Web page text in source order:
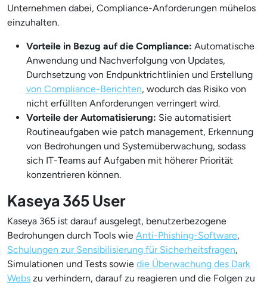
Unternehmen dabei, Compliance-Anforderungen mühelos
einzuhalten.
Vorteile in Bezug auf die Compliance: Automatische
Anwendung und Nachverfolgung von Updates,
Durchsetzung von Endpunktrichtlinien und Erstellung
von Compliance-Berichten, wodurch das Risiko von
nicht erfüllten Anforderungen verringert wird.
Vorteile der Automatisierung: Sie automatisiert
Routineaufgaben wie patch management, Erkennung
von Bedrohungen und Systemüberwachung, sodass
sich IT-Teams auf Aufgaben mit höherer Priorität
konzentrieren können.
Kaseya 365 User
Kaseya 365 ist darauf ausgelegt, benutzerbezogene
Bedrohungen durch Tools wie Anti-Phishing-Software,
Schulungen zur Sensibilisierung für Sicherheitsfragen,
Simulationen und Tests sowie die Überwachung des Dark
Webs zu verhindern, darauf zu reagieren und die Folgen zu